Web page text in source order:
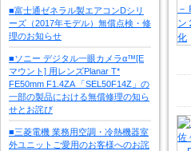
■富士通ゼネラル製エアコンDシリ
ーズ（2017年モデル）無償点検・修
理のお知らせ
■ソニー デジタル一眼カメラα™[E
マウント] 用レンズPlanar T*
FE50mm F1.4ZA 「SEL50F14Z」の
一部の製品における無償修理の知ら
せとお詫び
■三菱電機 業務用空調・冷熱機器室
外ユニットご愛用のお客様へのお詫